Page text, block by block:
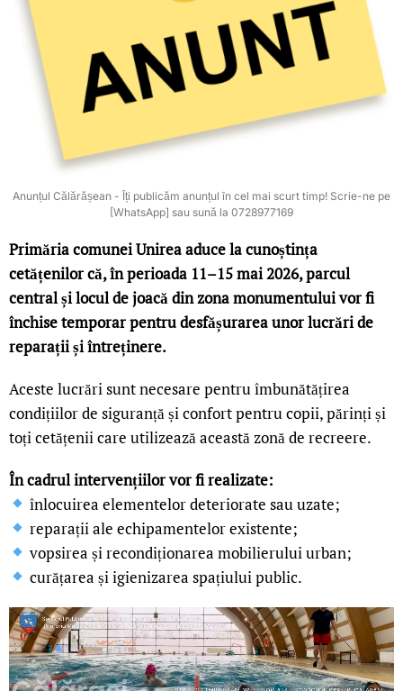
Anunțul Călărășean - Îți publicăm anunțul în cel mai scurt timp! Scrie-ne pe
[WhatsApp] sau sună la 0728977169
Primăria comunei Unirea aduce la cunoștința
cetățenilor că, în perioada 11–15 mai 2026, parcul
central și locul de joacă din zona monumentului vor fi
închise temporar pentru desfășurarea unor lucrări de
reparații și întreținere.
Aceste lucrări sunt necesare pentru îmbunătățirea
condițiilor de siguranță și confort pentru copii, părinți și
toți cetățenii care utilizează această zonă de recreere.
În cadrul intervențiilor vor fi realizate:
înlocuirea elementelor deteriorate sau uzate;
reparații ale echipamentelor existente;
vopsirea și recondiționarea mobilierului urban;
curățarea și igienizarea spațiului public.